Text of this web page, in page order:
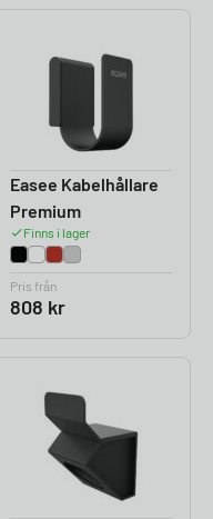
Easee Kabelhållare
Premium
Finns i lager
Pris från
808 kr